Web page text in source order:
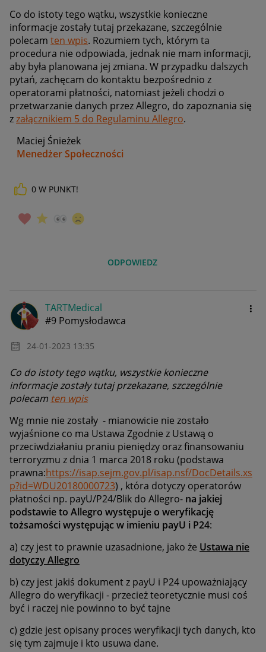
Co do istoty tego wątku, wszystkie konieczne
informacje zostały tutaj przekazane, szczególnie
polecam ten wpis. Rozumiem tych, którym ta
procedura nie odpowiada, jednak nie mam informacji,
aby była planowana jej zmiana. W przypadku dalszych
pytań, zachęcam do kontaktu bezpośrednio z
operatorami płatności, natomiast jeżeli chodzi o
przetwarzanie danych przez Allegro, do zapoznania się
zzałącznikiem 5 do Regulaminu Allegro.
Maciej Śnieżek
Menedżer Społeczności
0 W PUNKT!
ODPOWIEDZ
TARTMedical
#9 Pomysłodawca
‎24-01-2023 13:35
Co do istoty tego wątku, wszystkie konieczne
informacje zostały tutaj przekazane, szczególnie
polecam ten wpis
Wg mnie nie zostały - mianowicie nie zostało
wyjaśnione co ma Ustawa Zgodnie z Ustawą o
przeciwdziałaniu praniu pieniędzy oraz finansowaniu
terroryzmu z dnia 1 marca 2018 roku (podstawa
prawna:https://isap.sejm.gov.pl/isap.nsf/DocDetails.xs
p?id=WDU20180000723) , która dotyczy operatorów
płatności np. payU/P24/Blik do Allegro- na jakiej
podstawie to Allegro występuje o weryfikację
tożsamości występując w imieniu payU i P24:
a) czy jest to prawnie uzasadnione, jako że Ustawa nie
dotyczy Allegro
b) czy jest jakiś dokument z payU i P24 upoważniający
Allegro do weryfikacji - przecież teoretycznie musi coś
być i raczej nie powinno to być tajne
c) gdzie jest opisany proces weryfikacji tych danych, kto
się tym zajmuje i kto usuwa dane.